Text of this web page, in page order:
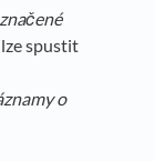
lze spustit
o